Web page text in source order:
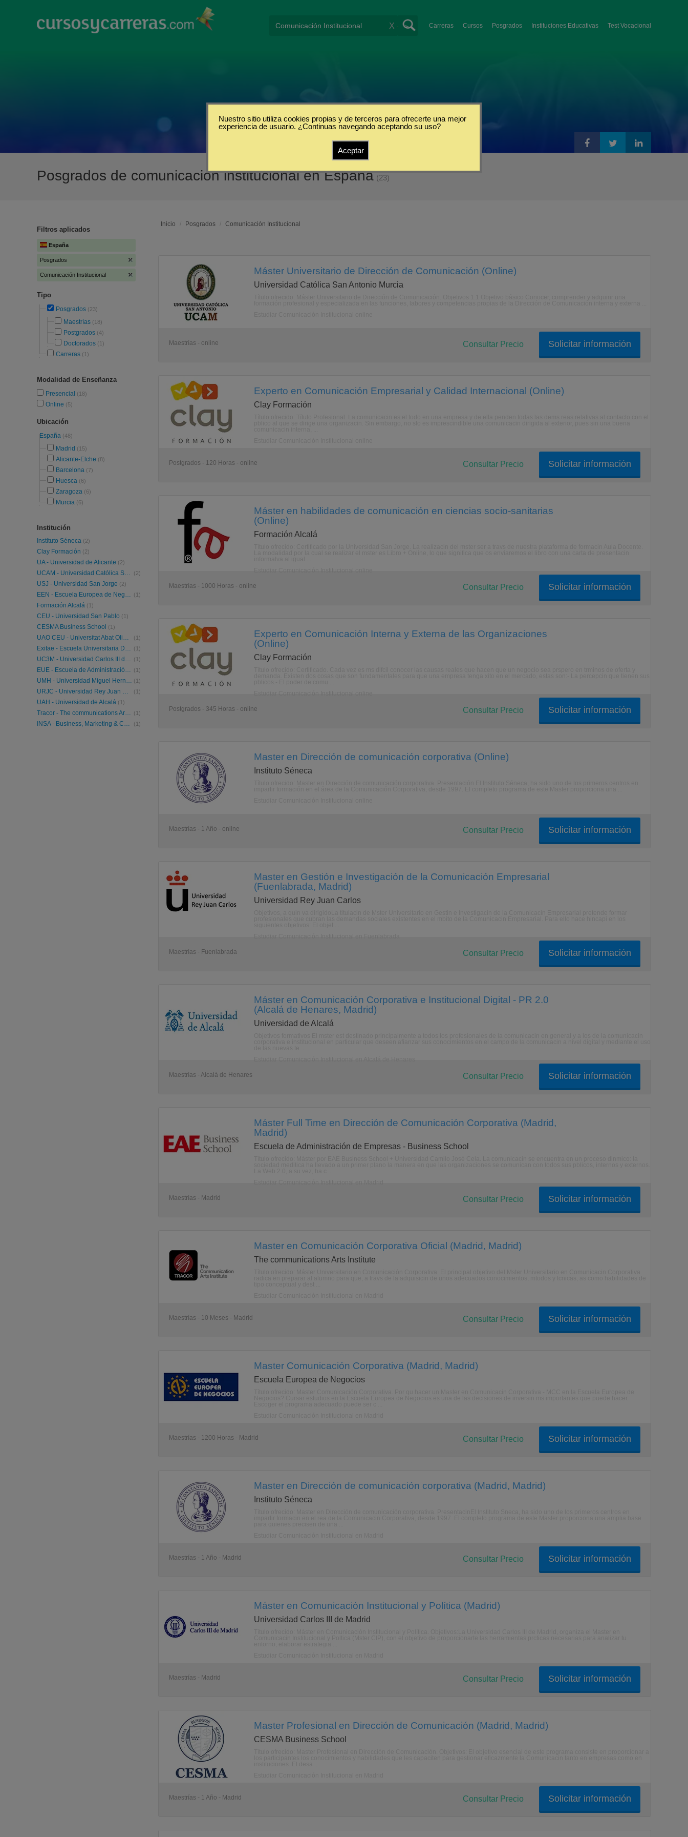
Carreras Cursos Posgrados Instituciones Educativas Test Vocacional
X
Posgrados de comunicación institucional en España (23)
Filtros aplicados
España
Posgrados
Comunicación Institucional
Tipo
Posgrados (23)
Maestrías (18)
Postgrados (4)
Doctorados (1)
Carreras (1)
Modalidad de Enseñanza
Presencial (18)
Online (5)
Ubicación
España (48)
Madrid (15)
Alicante-Elche (8)
Barcelona (7)
Huesca (6)
Zaragoza (6)
Murcia (6)
Institución
Instituto Séneca (2)
Clay Formación (2)
UA - Universidad de Alicante (2)
UCAM - Universidad Católica San Antonio Murcia (2)
USJ - Universidad San Jorge (2)
EEN - Escuela Europea de Negocios (1)
Formación Alcalá (1)
CEU - Universidad San Pablo (1)
CESMA Business School (1)
UAO CEU - Universitat Abat Oliba CEU (1)
Exitae - Escuela Universitaria De Formación Abierta (1)
UC3M - Universidad Carlos III de Madrid (1)
EUE - Escuela de Administración de Empresas - Business School (1)
UMH - Universidad Miguel Hernández de Elche (1)
URJC - Universidad Rey Juan Carlos (1)
UAH - Universidad de Alcalá (1)
Tracor - The communications Arts Institute (1)
INSA - Business, Marketing & Communication School (1)
Inicio / Posgrados / Comunicación Institucional
Máster Universitario de Dirección de Comunicación (Online)
Universidad Católica San Antonio Murcia
Maestrías - online Solicitar información
Consultar Precio
Experto en Comunicación Empresarial y Calidad Internacional (Online)
Clay Formación
Postgrados - 120 Horas - online Solicitar información
Consultar Precio
Máster en habilidades de comunicación en ciencias socio-sanitarias
(Online)
Formación Alcalá
Maestrías - 1000 Horas - online Solicitar información
Consultar Precio
Experto en Comunicación Interna y Externa de las Organizaciones
(Online)
Clay Formación
Postgrados - 345 Horas - online Solicitar información
Consultar Precio
Master en Dirección de comunicación corporativa (Online)
Instituto Séneca
Maestrías - 1 Año - online Solicitar información
Consultar Precio
Master en Gestión e Investigación de la Comunicación Empresarial
(Fuenlabrada, Madrid)
Universidad Rey Juan Carlos
Maestrías - Fuenlabrada Solicitar información
Consultar Precio
Máster en Comunicación Corporativa e Institucional Digital - PR 2.0
(Alcalá de Henares, Madrid)
Universidad de Alcalá
Maestrías - Alcalá de Henares Solicitar información
Consultar Precio
Máster Full Time en Dirección de Comunicación Corporativa (Madrid,
Madrid)
Escuela de Administración de Empresas - Business School
Maestrías - Madrid Solicitar información
Consultar Precio
Master en Comunicación Corporativa Oficial (Madrid, Madrid)
The communications Arts Institute
Maestrías - 10 Meses - Madrid Solicitar información
Consultar Precio
Master Comunicación Corporativa (Madrid, Madrid)
Escuela Europea de Negocios
Maestrías - 1200 Horas - Madrid Solicitar información
Consultar Precio
Master en Dirección de comunicación corporativa (Madrid, Madrid)
Instituto Séneca
Maestrías - 1 Año - Madrid Solicitar información
Consultar Precio
Máster en Comunicación Institucional y Política (Madrid)
Universidad Carlos III de Madrid
Maestrías - Madrid Solicitar información
Consultar Precio
Master Profesional en Dirección de Comunicación (Madrid, Madrid)
CESMA Business School
Maestrías - 1 Año - Madrid Solicitar información
Consultar Precio
Nuestro sitio utiliza cookies propias y de terceros para ofrecerte una mejor
experiencia de usuario. ¿Continuas navegando aceptando su uso?
Aceptar